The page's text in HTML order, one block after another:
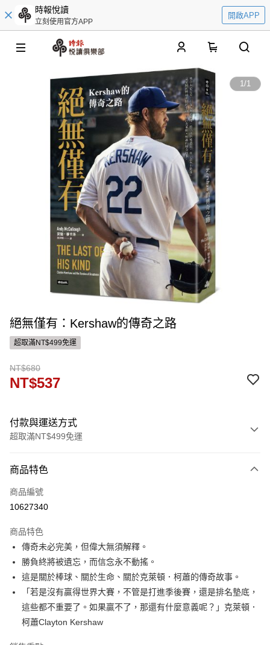
時報悅讀
立刻使用官方APP
開啟APP
1/1
絕無僅有：Kershaw的傳奇之路
超取滿NT$499免運
NT$680
NT$537
付款與運送方式
超取滿NT$499免運
信用卡一次付款
運送方式
付款後全家取貨
每筆NT$60，滿NT$499(含以上)免運費
付款後7-11取貨
每筆NT$60，滿NT$499(含以上)免運費
宅配
每筆NT$100，滿NT$499(含以上)免運費
商品特色
商品編號
10627340
商品特色
傳奇未必完美，但偉大無須解釋。
勝負終將被遺忘，而信念永不動搖。
這是關於棒球、關於生命、關於克萊頓．柯蕭的傳奇故事。
「若是沒有贏得世界大賽，不管是打進季後賽，還是排名墊底，
這些都不重要了。如果贏不了，那還有什麼意義呢？」克萊頓．
柯蕭Clayton Kershaw